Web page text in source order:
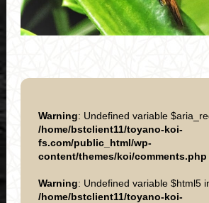
Warning: Undefined variable
/home/bstclient11/toyano-koi-
fs.com/public_html/wp-
content/themes/koi/comments.php
Warning: Undefined variable $html5
/home/bstclient11/toyano-koi-